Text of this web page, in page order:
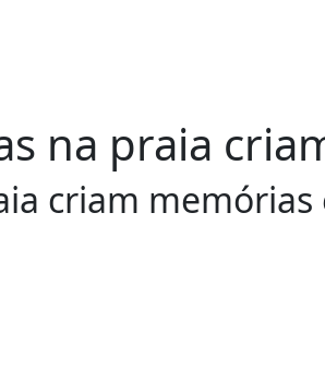
na praia
criam memórias